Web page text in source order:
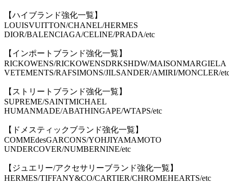
【ハイブランド強化一覧】
LOUISVUITTON/CHANEL/HERMES
DIOR/BALENCIAGA/CELINE/PRADA/etc
【インポートブランド強化一覧】
RICKOWENS/RICKOWENSDRKSHDW/MAISONMARGIELA
VETEMENTS/RAFSIMONS/JILSANDER/AMIRI/MONCLER/
【ストリートブランド強化一覧】
SUPREME/SAINTMICHAEL
HUMANMADE/ABATHINGAPE/WTAPS/etc
【ドメスティックブランド強化一覧】
COMMEdesGARCONS/YOHJIYAMAMOTO
UNDERCOVER/NUMBERNINE/etc
【ジュエリー/アクセサリーブランド強化一覧】
HERMES/TIFFANY&CO/CARTIER/CHROMEHEARTS/etc